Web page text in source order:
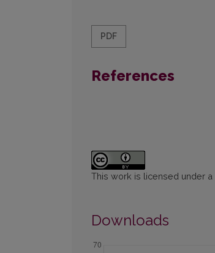
PDF
References
This work is licensed under a
Downloads